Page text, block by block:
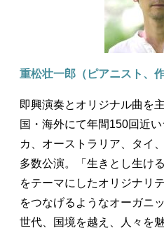
重松壮一郎（ピアニスト、
即興演奏とオリジナル曲を
国・海外にて年間150回近
カ、オーストラリア、タイ
多数公演。「生きとし生け
をテーマにしたオリジナリ
をつなげるようなオーガニ
世代、国境を越え、人々を